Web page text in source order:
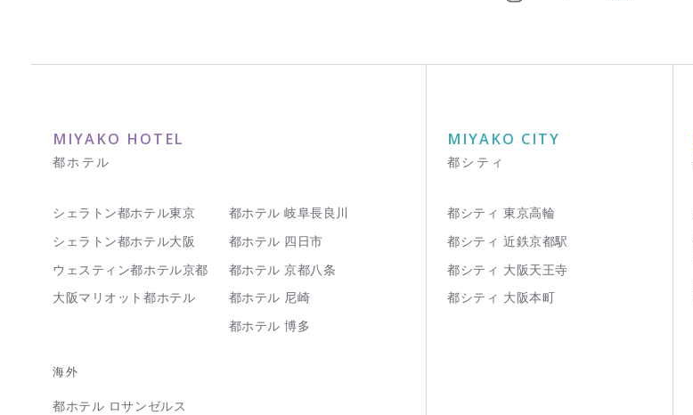
MIYAKO HOTEL
都ホテル
シェラトン都ホテル東京
シェラトン都ホテル大阪
ウェスティン都ホテル京都
大阪マリオット都ホテル
都ホテル 岐阜長良川
都ホテル 四日市
都ホテル 京都八条
都ホテル 尼崎
都ホテル 博多
海外
都ホテル ロサンゼルス
MIYAKO CITY
都シティ
都シティ 東京高輪
都シティ 近鉄京都駅
都シティ 大阪天王寺
都シティ 大阪本町